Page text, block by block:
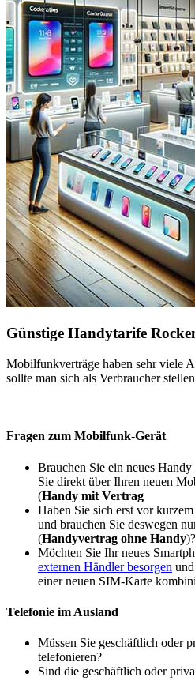
Günstige Handytarife
Mobilfunkverträge haben sehr viele
sollte man sich als Verbraucher
Fragen zum Mobilfunk-Gerät
Brauchen Sie ein neues
Sie direkt über Ihren neuen
(Handy mit Vertrag
Haben Sie sich erst vor
und brauchen Sie deswegen
(Handyvertrag ohne Handy)?
Möchten Sie Ihr neues
externen Händler besorgen
einer neuen SIM-Karte
Telefonie im Ausland
Müssen Sie geschäftlich oder
telefonieren?
Sind die geschäftlich oder